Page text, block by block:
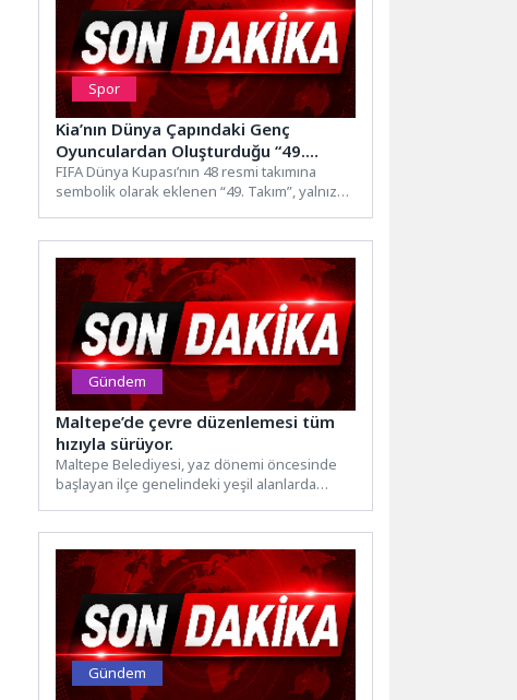
Spor
Kia’nın Dünya Çapındaki Genç
Oyunculardan Oluşturduğu “49.
Takım” FIFA Dünya Kupası 2026TM’da
Sahaya Çıkıyor
FIFA Dünya Kupası’nın 48 resmi takımına
sembolik olarak eklenen “49. Takım”, yalnızca
Gündem
Maltepe’de çevre düzenlemesi tüm
hızıyla sürüyor.
Maltepe Belediyesi, yaz dönemi öncesinde
başlayan ilçe genelindeki yeşil alanlarda
Gündem